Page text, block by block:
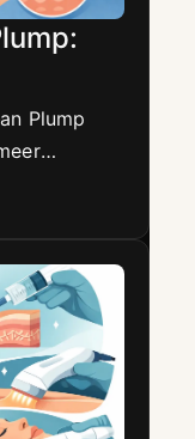
Plump
in